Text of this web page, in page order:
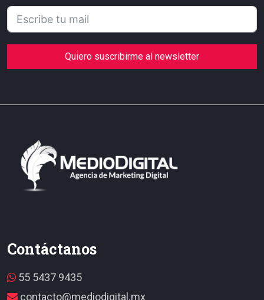
Quiero suscribirme al newsletter
Contáctanos
55 5437 9435
contacto@mediodigital.mx